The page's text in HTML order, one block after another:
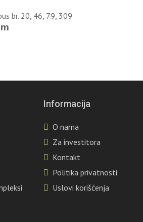
br. 20, 46, 79, 309
Informacija
O nama
Za investitora
Kontakt
Politika privatnosti
Uslovi korišćenja